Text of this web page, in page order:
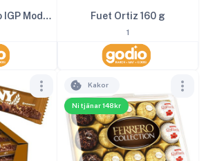
Aceto Balsamico IGP Modena 2 Fuet Ortiz 160 g
1
Ni tjänar 148kr
Kakor